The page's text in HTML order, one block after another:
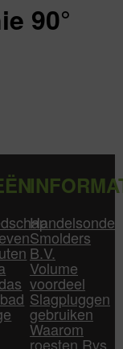
90°
Smolders
B.V.
Volume
voordeel
Slagpluggen
gebruiken
Waarom
roesten Rvs